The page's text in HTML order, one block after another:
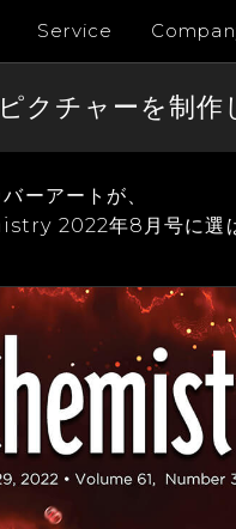
Service
チャーを制作
ーアートが、
2022年8月号に選ば